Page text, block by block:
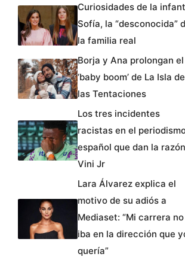
Curiosidades de la
Sofía, la “desconocida”
la familia real
Borja y Ana prolongan el
‘baby boom’ de La Isla de
las Tentaciones
Los tres incidentes
racistas en el
español que dan la
Vini Jr
Lara Álvarez explica el
motivo de su adiós a
Mediaset: “Mi carrera no
iba en la dirección que
quería”